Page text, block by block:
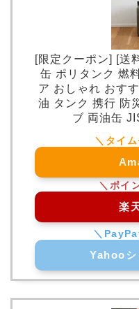
[限定クーポン] [送
缶 ポリタンク 燃
ア おしゃれ おす
油 タンク 携行 防
ブ 両油缶
楽
Yahooシ